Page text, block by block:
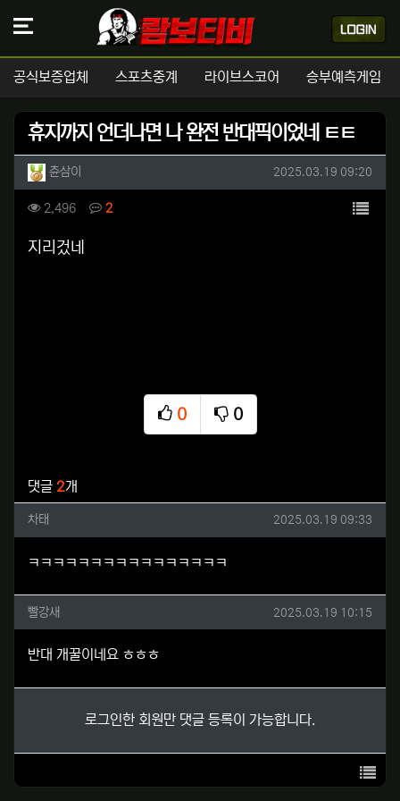
공식보증업체 스포츠중계 라이브스코어 승부예측게임
휴지까지 언더나면 나 완전 반대픽이었네 ㅌㅌ
작성자 정보
츈삼이 작성일
2025.03.19 09:20
컨텐츠 정보
2,496조회 2댓글 목록
본문
지리겄네
0
추천
0
비추천
댓글 2개
차태님의 댓글
차태 작성일
2025.03.19 09:33
ㅋㅋㅋㅋㅋㅋㅋㅋㅋㅋㅋㅋㅋㅋㅋㅋ
빨강새님의 댓글
빨강새 작성일
2025.03.19 10:15
반대 개꿀이네요 ㅎㅎㅎ
로그인한 회원만 댓글 등록이 가능합니다.
목록